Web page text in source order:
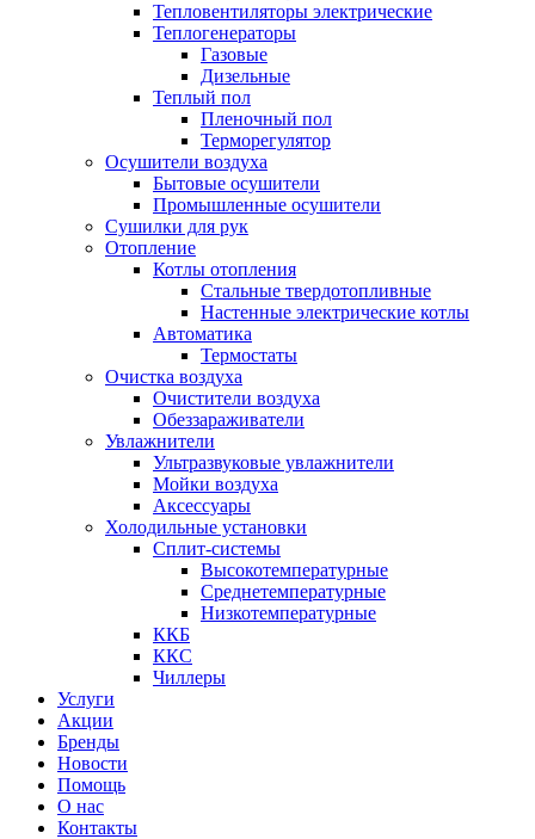
Тепловентиляторы электрические
Теплогенераторы
Газовые
Дизельные
Теплый пол
Пленочный пол
Терморегулятор
Осушители воздуха
Бытовые осушители
Промышленные осушители
Сушилки для рук
Отопление
Котлы отопления
Стальные твердотопливные
Настенные электрические котлы
Автоматика
Термостаты
Очистка воздуха
Очистители воздуха
Обеззараживатели
Увлажнители
Ультразвуковые увлажнители
Мойки воздуха
Аксессуары
Холодильные установки
Сплит-системы
Высокотемпературные
Среднетемпературные
Низкотемпературные
ККБ
ККС
Чиллеры
Услуги
Акции
Бренды
Новости
Помощь
О нас
Контакты